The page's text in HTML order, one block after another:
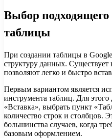
Выбор подходящего
таблицы
При создании таблицы в
структуру данных. Существует
позволяют легко и быстро
Первым вариантом является
инструмента таблиц. Для
«Вставка», выбрать пункт
количество строк и столбцов.
большинства случаев, когда
базовым оформлением.